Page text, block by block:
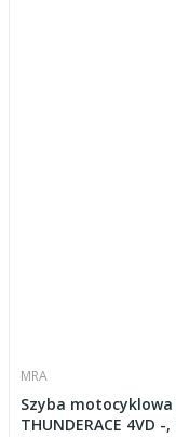
MRA
Szyba motocyklowa
THUNDERACE 4VD